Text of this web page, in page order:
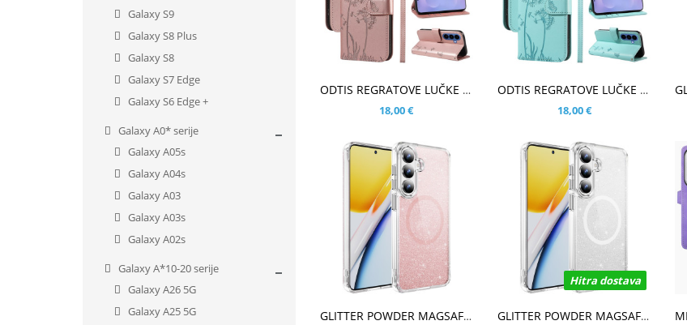
ODTIS REGRATOVE LUČKE ROSE GOLD ETUI ZA SAMSUNG GALAXY S26
18,00 €
ODTIS REGRATOVE LUČKE MINT ETUI ZA SAMSUNG GALAXY S26
18,00 €
GLITTER POWDER MAGSAFE ROZA OVITEK ZA SAMSUNG GALAXY S26
Hitra dostava
GLITTER POWDER MAGSAFE PROZOREN OVITEK ZA SAMSUNG GALAXY S26
Galaxy S9
Galaxy S8 Plus
Galaxy S8
Galaxy S7 Edge
Galaxy S6 Edge +
Galaxy A0* serije
Galaxy A05s
Galaxy A04s
Galaxy A03
Galaxy A03s
Galaxy A02s
Galaxy A*10-20 serije
Galaxy A26 5G
Galaxy A25 5G